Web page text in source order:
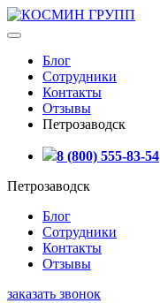
Блог
Сотрудники
Контакты
Отзывы
Петрозаводск
8 (800) 555-83-54
Петрозаводск
Блог
Сотрудники
Контакты
Отзывы
заказать звонок